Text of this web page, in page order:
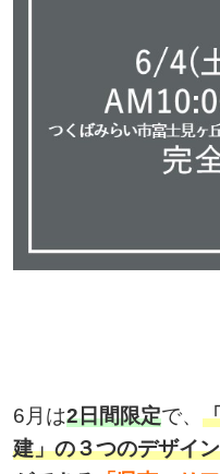
6月は2日間限定で、
建」の３つのデザイ